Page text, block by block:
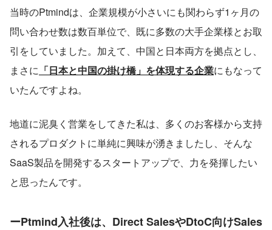
当時のPtmindは、企業規模が小さいにも関わらず1ヶ月の
問い合わせ数は数百単位で、既に多数の大手企業様とお取
引をしていました。加えて、中国と日本両方を拠点とし、
まさに 「日本と中国の掛け橋」を体現する企業にもなって
いたんですよね。
地道に泥臭く営業をしてきた私は、多くのお客様から支持
されるプロダクトに単純に興味が湧きましたし、そんな
SaaS製品を開発するスタートアップで、力を発揮したい
と思ったんです。
ーPtmind入社後は、Direct SalesやDtoC向けSales